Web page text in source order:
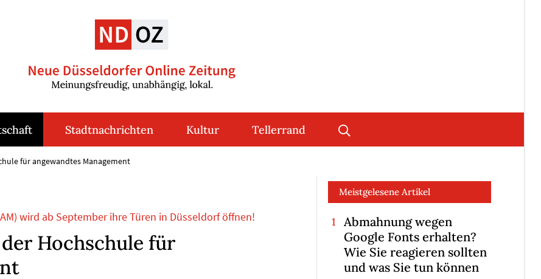
Stadtnachrichten Kultur Tellerrand
für angewandtes Management
wird ab September ihre Türen in Düsseldorf öffnen!
Hochschule für
Meistgelesene Artikel
Abmahnung wegen
Google Fonts erhalten?
Wie Sie reagieren sollten
und was Sie tun können